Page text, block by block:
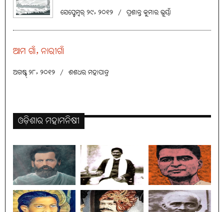
ସେପ୍ଟେମ୍ବର୍ ୨୯, ୨୦୧୨ / ପ୍ରଶାନ୍ତ କୁମାର ଭୂୟାଁ
ଆମ ଗାଁ, ନାରୀଗାଁ
ଅଗଷ୍ଟ୍ ୨୮, ୨୦୧୨ / ଶଶଧର ମହାପାତ୍ର
ଓଡ଼ିଶାର ମହାମନିଷୀ